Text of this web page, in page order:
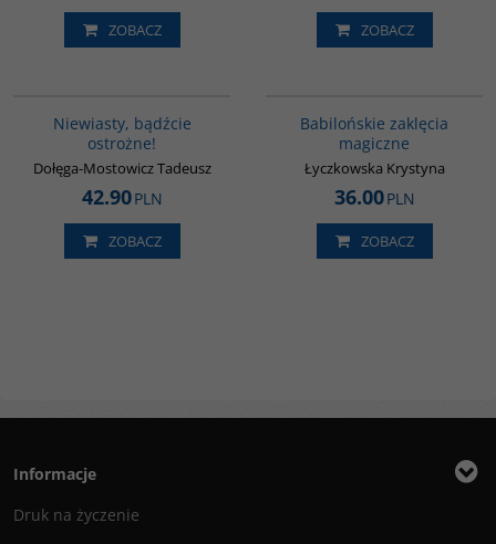
ZOBACZ ZOBACZ
Niewiasty, bądźcie
ostrożne!
Dołęga-Mostowicz Tadeusz
42.90PLN
ZOBACZ
Babilońskie zaklęcia
magiczne
Łyczkowska Krystyna
36.00PLN
ZOBACZ
Informacje
Druk na życzenie